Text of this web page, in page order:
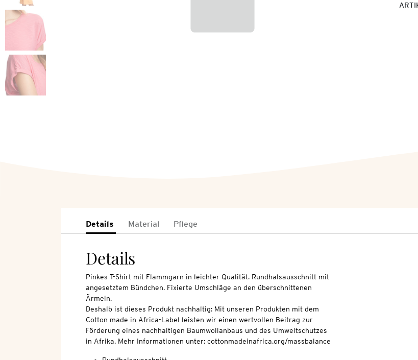
Details Material Pflege
Details
Pinkes T-Shirt mit Flammgarn in leichter Qualität. Rundhalsausschnitt mit
angesetztem Bündchen. Fixierte Umschläge an den überschnittenen
Ärmeln.
Deshalb ist dieses Produkt nachhaltig: Mit unseren Produkten mit dem
Cotton made in Africa-Label leisten wir einen wertvollen Beitrag zur
Förderung eines nachhaltigen Baumwollanbaus und des Umweltschutzes
in Afrika. Mehr Informationen unter: cottonmadeinafrica.org/massbalance